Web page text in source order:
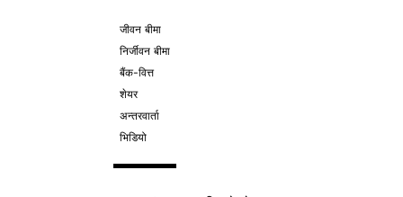
जीवन बीमा
निर्जीवन बीमा
बैंक-वित्त
शेयर
अन्तरवार्ता
भिडियो